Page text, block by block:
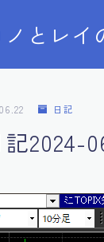
ノとレイ
日記
2024-